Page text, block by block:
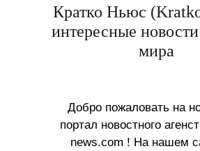
Кратко Ньюс
интересные новости
мира
Добро пожаловать на
портал новостного
news.com ! На нашем